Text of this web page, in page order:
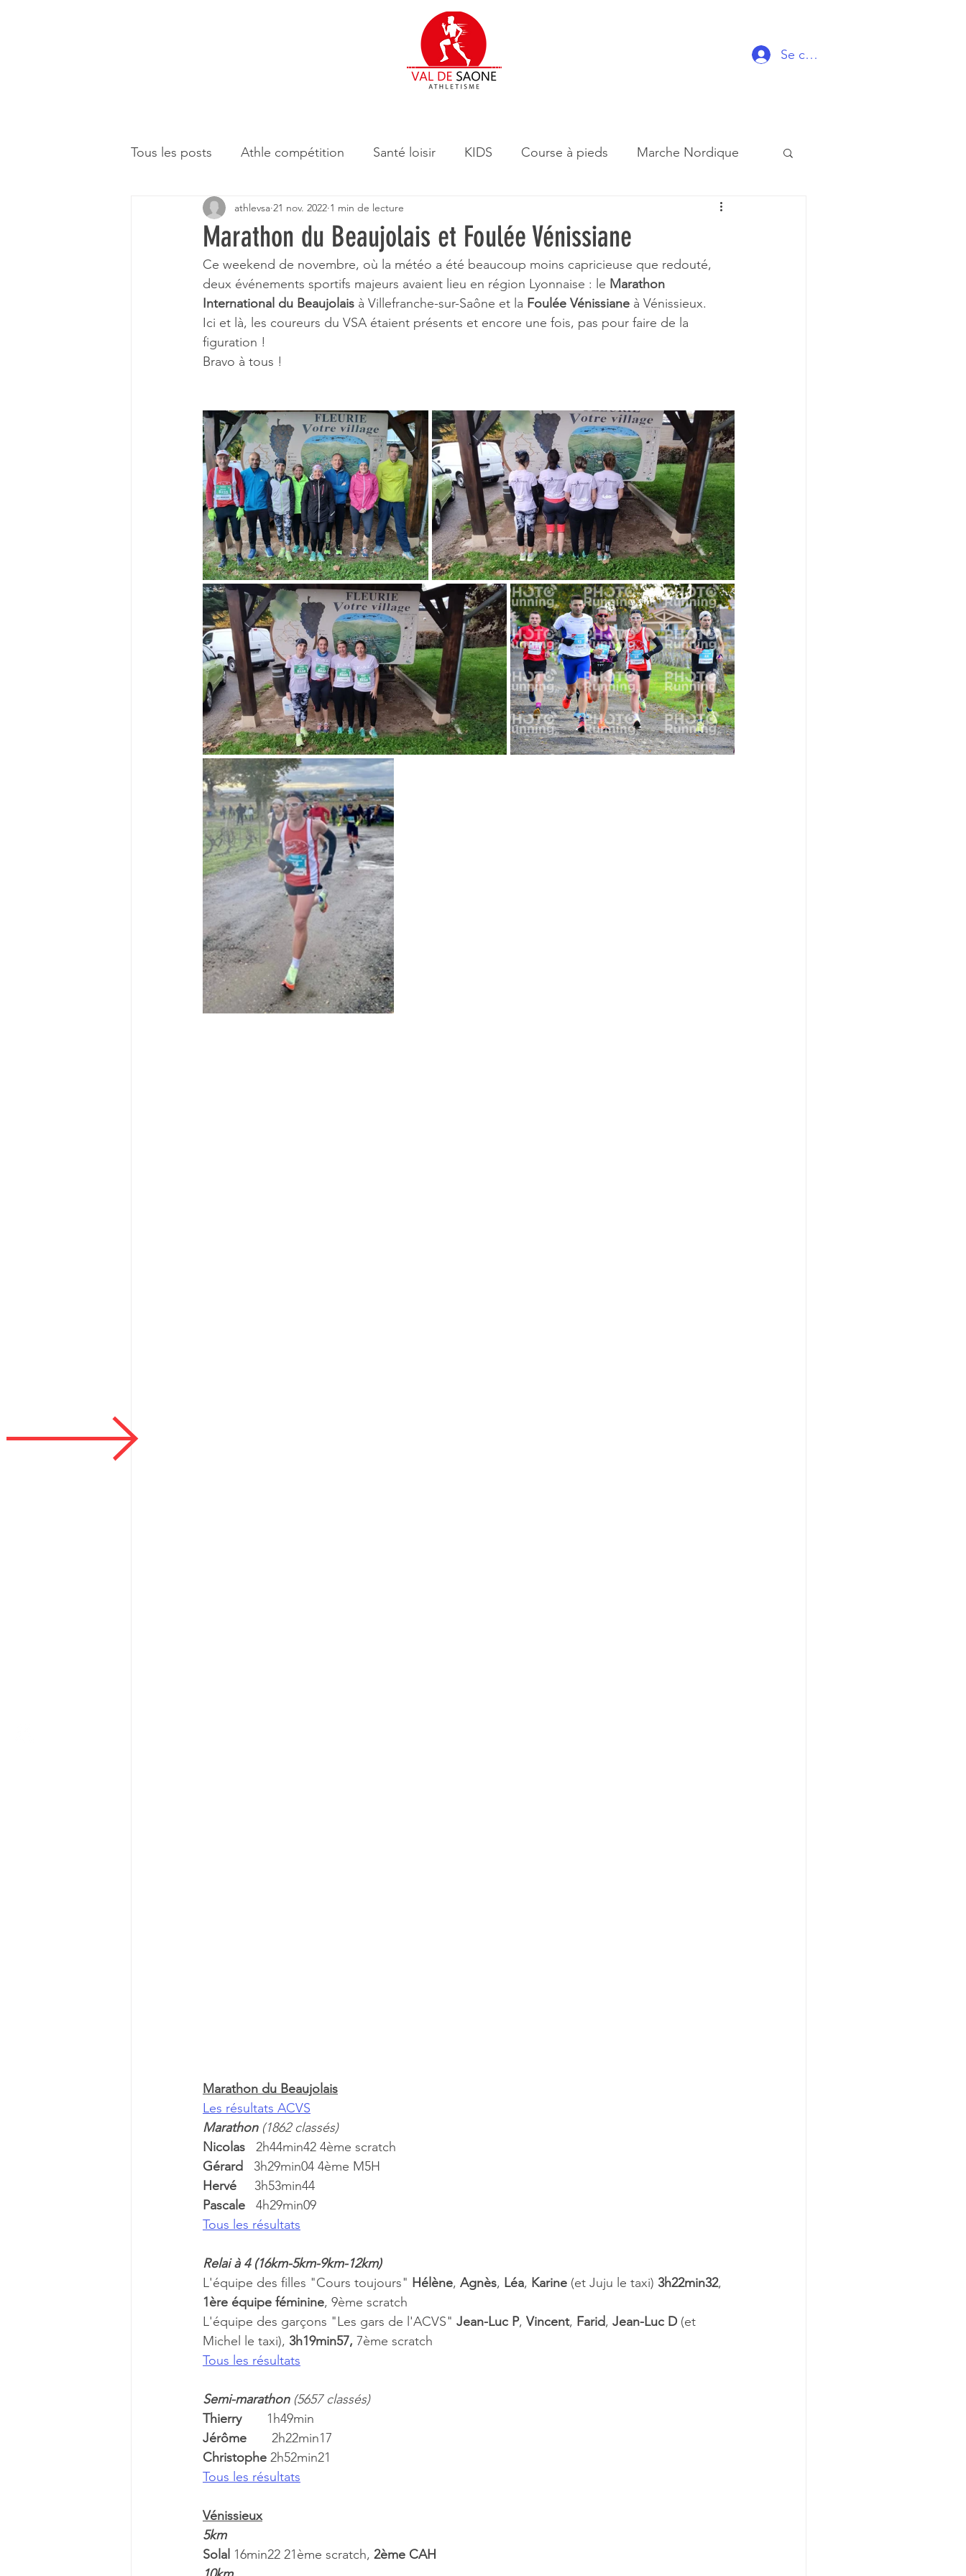
Se connecter
Tous les posts Athle compétition Santé loisir KIDS Course à pieds Marche Nordique
Et à part ça
Marathon du Beaujolais et Foulée Vénissiane
athlevsa 21 nov. 2022 1 min de lecture
Ce weekend de novembre, où la météo a été beaucoup moins capricieuse que redouté,
deux événements sportifs majeurs avaient lieu en région Lyonnaise : le Marathon
International du Beaujolais à Villefranche-sur-Saône et la Foulée Vénissiane à Vénissieux.
Ici et là, les coureurs du VSA étaient présents et encore une fois, pas pour faire de la
figuration !
Bravo à tous !
Marathon du Beaujolais
Les résultats ACVS
Marathon (1862 classés)
Nicolas 2h44min42 4ème scratch
Gérard 3h29min04 4ème M5H
Hervé 3h53min44
Pascale 4h29min09
Tous les résultats
Relai à 4 (16km-5km-9km-12km)
L'équipe des filles "Cours toujours" Hélène, Agnès, Léa, Karine (et Juju le taxi) 3h22min32,
1ère équipe féminine, 9ème scratch
L'équipe des garçons "Les gars de l'ACVS" Jean-Luc P, Vincent, Farid, Jean-Luc D (et
Michel le taxi), 3h19min57, 7ème scratch
Tous les résultats
Semi-marathon (5657 classés)
Thierry 1h49min
Jérôme 2h22min17
Christophe 2h52min21
Tous les résultats
Vénissieux
5km
Solal 16min22 21ème scratch, 2ème CAH